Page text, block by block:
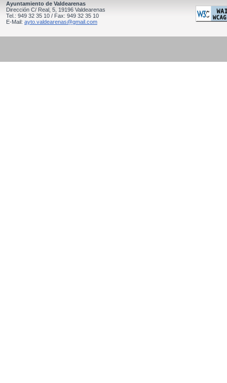
Ayuntamiento de Valdearenas
Dirección C/ Real, 5, 19196 Valdearenas
Tel.: 949 32 35 10 / Fax: 949 32 35 10
E-Mail: ayto.valdearenas@gmail.com